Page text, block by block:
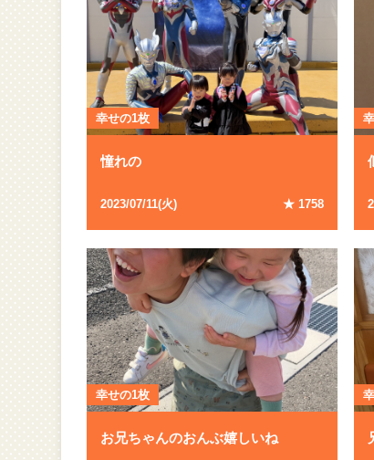
幸せの1枚
憧れの
2023/07/11(火) ★1758
幸せの1枚
お兄ちゃんのおんぶ嬉しいね